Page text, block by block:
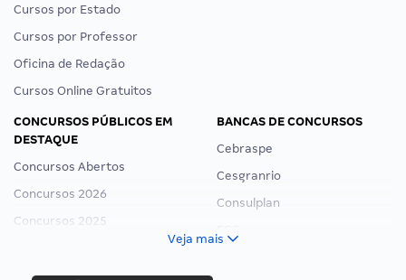
Cursos por Estado
Cursos por Professor
Oficina de Redação
Cursos Online Gratuitos
CONCURSOS PÚBLICOS EM
DESTAQUE
Concursos Abertos
Concursos 2026
Concursos 2025
Concurso Ibama
BANCAS DE CONCURSOS
Cebraspe
Cesgranrio
Consulplan
Veja mais